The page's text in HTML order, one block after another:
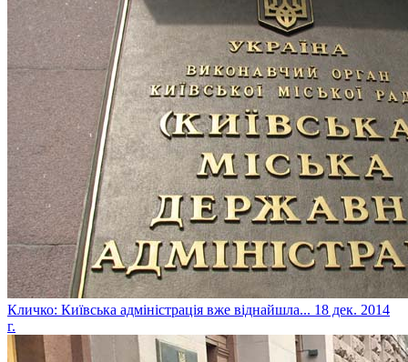
Кличко: Київська адміністрація вже віднайшла... 18 дек. 2014
г.